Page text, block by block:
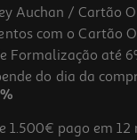
Auchan / Cartão
com o Cartão
Formalização até
do dia da
pago em